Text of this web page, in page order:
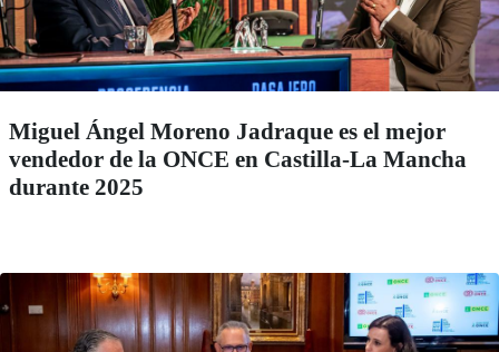
Miguel Ángel Moreno Jadraque es el mejor
vendedor de la ONCE en Castilla-La Mancha
durante 2025